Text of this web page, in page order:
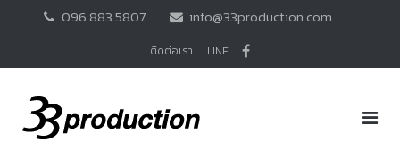
096.883.5807 info@33production.com
ติดต่อเรา LINE